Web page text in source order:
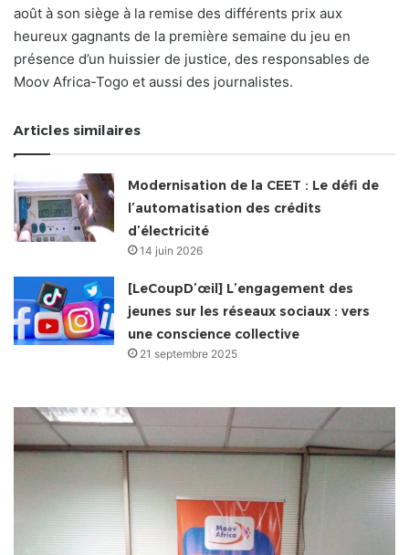
août à son siège à la remise des différents prix aux
heureux gagnants de la première semaine du jeu en
présence d’un huissier de justice, des responsables de
Moov Africa-Togo et aussi des journalistes.
Articles similaires
Modernisation de la CEET : Le défi de
l’automatisation des crédits
d’électricité
14 juin 2026
[LeCoupD’œil] L’engagement des
jeunes sur les réseaux sociaux : vers
une conscience collective
21 septembre 2025